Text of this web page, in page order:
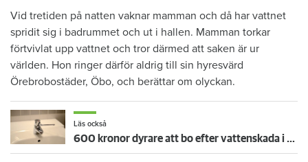
Vid tretiden på natten vaknar mamman och då har vattnet
spridit sig i badrummet och ut i hallen. Mamman torkar
förtvivlat upp vattnet och tror därmed att saken är ur
världen. Hon ringer därför aldrig till sin hyresvärd
Örebrobostäder, Öbo, och berättar om olyckan.
Läs också
600 kronor dyrare att bo efter vattenskada i Varberg